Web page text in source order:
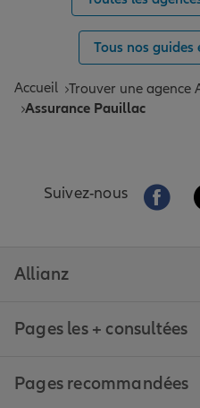
Tous nos guides
Accueil Trouver une agence
Assurance Pauillac
Suivez-nous Aller
Allianz
Pages les + consultées
Pages recommandées